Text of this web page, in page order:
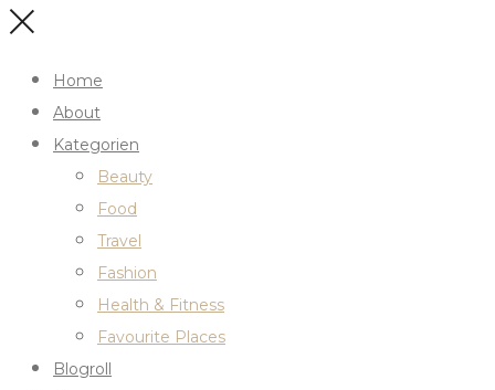
Home
About
Kategorien
Beauty
Food
Travel
Fashion
Health & Fitness
Favourite Places
Blogroll